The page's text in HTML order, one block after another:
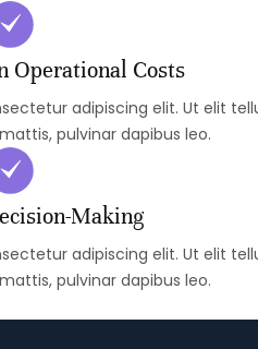
Operational Costs
adipiscing elit. Ut elit
pulvinar dapibus leo.
Making
adipiscing elit. Ut elit
pulvinar dapibus leo.